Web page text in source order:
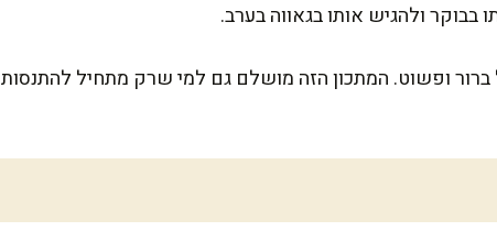
ולהגיש אותו בגאווה בערב.
ופשוט. המתכון הזה מושלם גם למי שרק מתחיל להתנסות